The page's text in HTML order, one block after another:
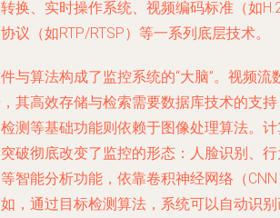
换、实时操作系统、视频编码标准（如
议（如RTP/RTSP）等一系列底层技术。
与算法构成了监控系统的“大脑”。视频流
其高效存储与检索需要数据库技术的支
测等基础功能则依赖于图像处理算法。
破彻底改变了监控的形态：人脸识别、
智能分析功能，依靠卷积神经网络（
，通过目标检测算法，系统可以自动识